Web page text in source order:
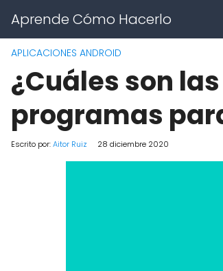
Aprende Cómo Hacerlo
APLICACIONES ANDROID
¿Cuáles son
programas
Escrito por:Aitor Ruiz 28 diciembre 2020